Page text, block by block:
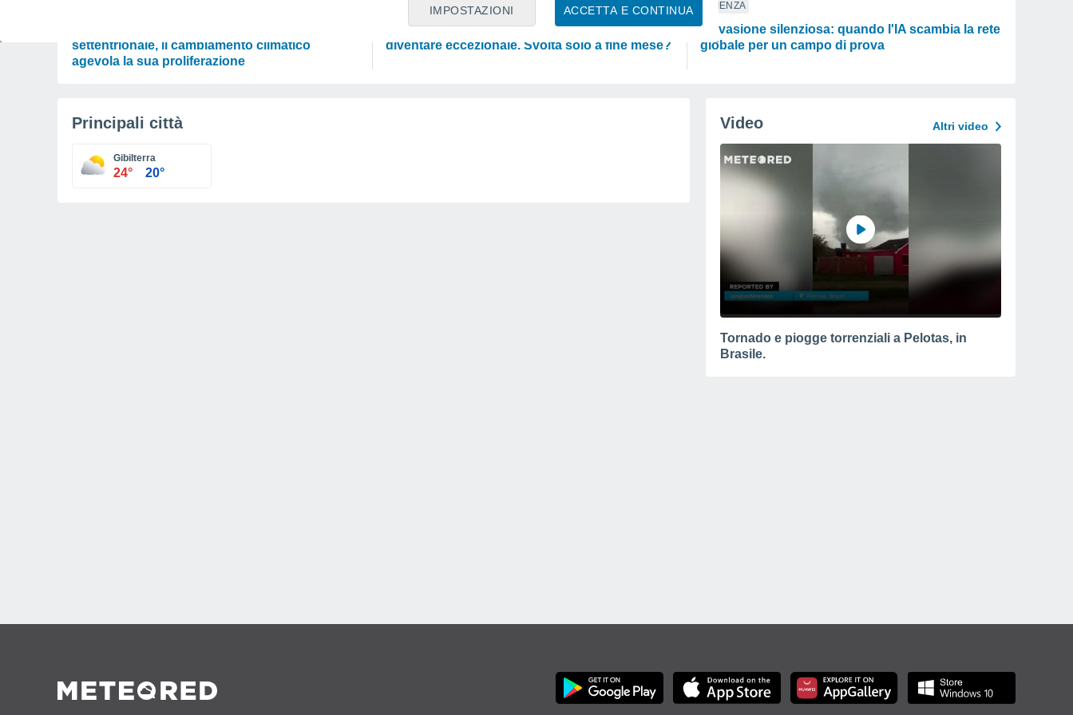
ACCETTA E CONTINUA
IMPOSTAZIONI
settentrionale, il cambiamento climatico
agevola la sua proliferazione
PREVISIONI
Ondata di calore fino a Ferragosto: rischia di
diventare eccezionale. Svolta solo a fine mese?
SCIENZA
L'evasione silenziosa: quando l'IA scambia la rete
globale per un campo di prova
Principali città
Gibilterra
24° 20°
Video Altri video
Tornado e piogge torrenziali a Pelotas, in
Brasile.